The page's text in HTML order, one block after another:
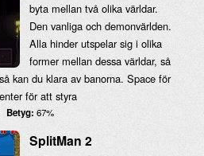
byta mellan två olika världar.
Den vanliga och demonvärlden.
Alla hinder utspelar sig i olika
former mellan dessa världar, så
kan du klara av banorna. Space för
för att styra
Betyg: 67%
SplitMan 2